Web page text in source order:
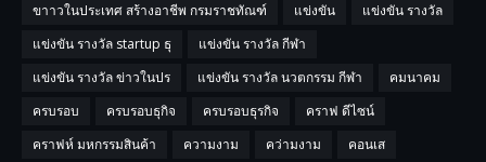
ขาาวในประเทศ สร้างอาชีพ กรมราชทัณฑ์
แข่งขัน
แข่งขัน รางวัล
แข่งขัน รางวัล startup ธุ
แข่งขัน รางวัล กีฬา
แข่งขัน รางวัล ข่าวในปร
แข่งขัน รางวัล นวตกรรม กีฬา
คมนาคม
ครบรอบ
ครบรอบธุกิจ ครบรอบธุรกิจ
คราฟ ดีไซน์
คราฟห์ มหกรรมสินค้า
ความงาม คว่ามงาม
คอนเส